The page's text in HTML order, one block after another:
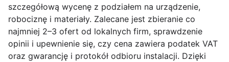
szczegółową wycenę z podziałem na urządzenie,
robociznę i materiały. Zalecane jest zbieranie co
najmniej 2–3 ofert od lokalnych firm, sprawdzenie
opinii i upewnienie się, czy cena zawiera podatek VAT
oraz gwarancję i protokół odbioru instalacji. Dzięki